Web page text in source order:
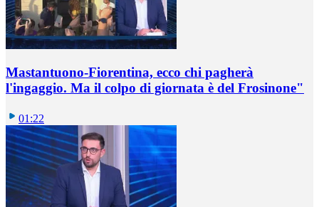
Mastantuono-Fiorentina, ecco chi pagherà
l'ingaggio. Ma il colpo di giornata è del Frosinone"
01:22